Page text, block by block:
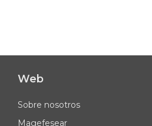
Web
Sobre nosotros
Magefesear